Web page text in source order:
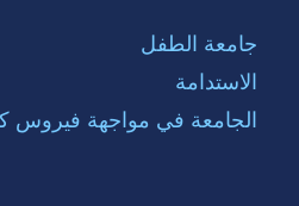
جامعة الطفل
الاستدامة
الجامعة في مواجهة فيروس